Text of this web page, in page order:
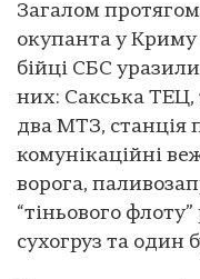
Загалом
окупанта у Криму
бійці СБС
них: Сакська
два МТЗ, станція
комунікаційні
ворога,
“тіньового
сухогруз та один